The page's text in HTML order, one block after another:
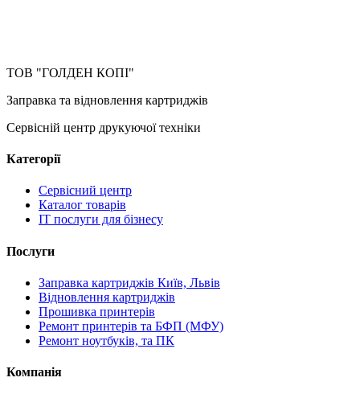
ТОВ "ГОЛДЕН КОПІ"
Заправка та відновлення картриджів
Сервісній центр друкуючої техніки
Категорії
Сервісний центр
Каталог товарів
IT послуги для бізнесу
Послуги
Заправка картриджів Київ, Львів
Відновлення картриджів
Прошивка принтерів
Ремонт принтерів та БФП (МФУ)
Ремонт ноутбуків, та ПК
Компанія